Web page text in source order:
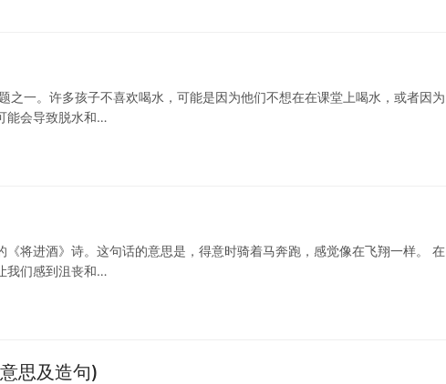
之一。许多孩子不喜欢喝水，可能是因为他们不想在在课堂上喝水，或者因为
能会导致脱水和…
将进酒》诗。这句话的意思是，得意时骑着马奔跑，感觉像在飞翔一样。 在
我们感到沮丧和…
思及造句)